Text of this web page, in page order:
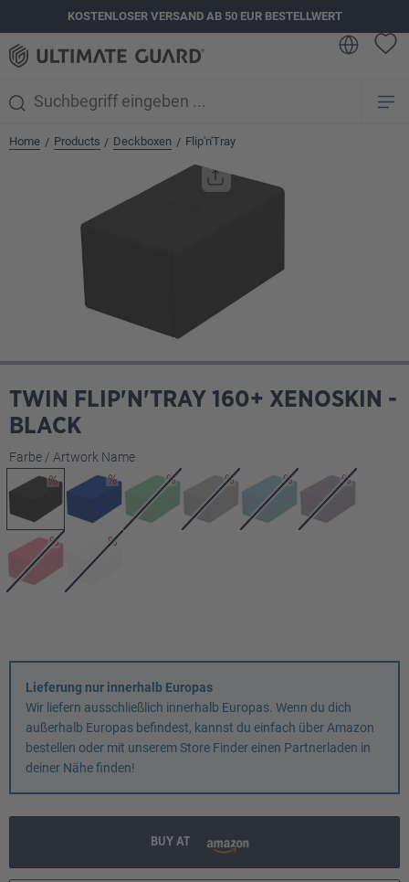
springenKOSTENLOSER VERSAND AB 50 EUR BESTELLWERT
Home / Products / Deckboxen / Flip'n'Tray
TWIN FLIP'N'TRAY 160+ XENOSKIN -
BLACK
Farbe / Artwork Nameauswählen
Lieferung nur innerhalb Europas
Wir liefern ausschließlich innerhalb Europas. Wenn du dich
außerhalb Europas befindest, kannst du einfach über Amazon
bestellen oder mit unserem Store Finder einen Partnerladen in
deiner Nähe finden!
BUY AT